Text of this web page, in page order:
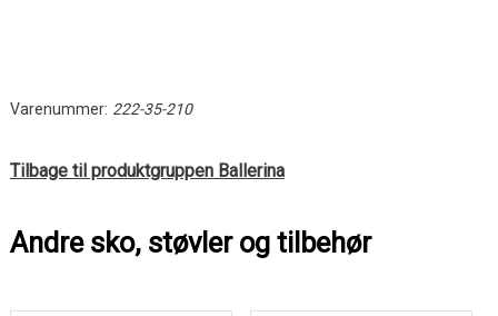
Varenummer: 222-35-210
Tilbage til produktgruppen Ballerina
Andre sko, støvler og tilbehør